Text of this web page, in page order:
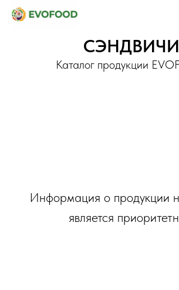
СЭНДВИЧИ
Каталог продукции
Информация о продукции
является